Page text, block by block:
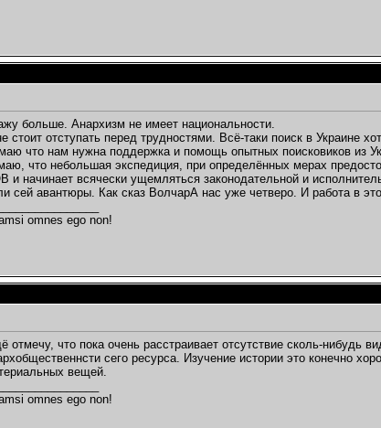
больше. Анархизм не имеет национальности.
стоит отступать перед трудностями. Всё-таки поиск в Украине
что нам нужна поддержка и помощь опытных поисковиков из
что небольшая экспедиция, при определённых мерах
и начинает всячески ущемляться законодательной и
сей авантюры. Как сказ ВолчарА нас уже четверо. И работа в
omnes ego non!
отмечу, что пока очень расстраивает отсутствие сколь-
сего ресурса. Изучение истории это конечно
вещей.
omnes ego non!